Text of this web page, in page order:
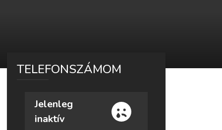
TELEFONSZÁMOM
Jelenleg
inaktív